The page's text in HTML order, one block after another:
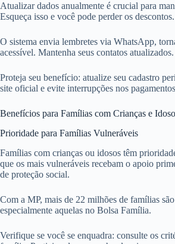
Atualizar dados anualmente é crucial para
Esqueça isso e você pode perder os descontos.
O sistema envia lembretes via WhatsApp,
acessível. Mantenha seus contatos atualizados.
Proteja seu benefício: atualize seu cadastro
site oficial e evite interrupções nos
Benefícios para Famílias com Crianças e
Prioridade para Famílias Vulneráveis
Famílias com crianças ou idosos têm
que os mais vulneráveis recebam o apoio
de proteção social.
Com a MP, mais de 22 milhões de famílias
especialmente aquelas no Bolsa Família.
Verifique se você se enquadra: consulte os